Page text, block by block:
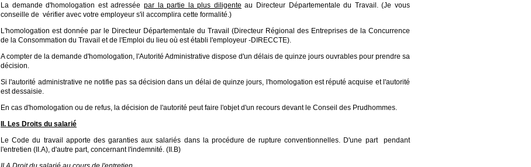
La demande d'homologation est adressée par la partie la plus diligente au Directeur Départementale du Travail. (Je vous
conseille de vérifier avec votre employeur s'il accomplira cette formalité.)
L'homologation est donnée par le Directeur Départementale du Travail (Directeur Régional des Entreprises de la Concurrence
de la Consommation du Travail et de l'Emploi du lieu où est établi l'employeur -DIRECCTE).
A compter de la demande d'homologation, l'Autorité Administrative dispose d'un délais de quinze jours ouvrables pour prendre sa
décision.
Si l'autorité administrative ne notifie pas sa décision dans un délai de quinze jours, l'homologation est réputé acquise et l'autorité
est dessaisie.
En cas d'homologation ou de refus, la décision de l'autorité peut faire l'objet d'un recours devant le Conseil des Prudhommes.
II. Les Droits du salarié
Le Code du travail apporte des garanties aux salariés dans la procédure de rupture conventionnelles. D'une part pendant
l'entretien (II.A), d'autre part, concernant l'indemnité. (II.B)